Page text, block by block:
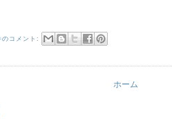
のコメント:
ホーム